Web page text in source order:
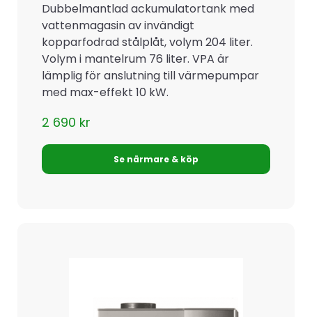
Dubbelmantlad ackumulatortank med
vattenmagasin av invändigt
kopparfodrad stålplåt, volym 204 liter.
Volym i mantelrum 76 liter. VPA är
lämplig för anslutning till värmepumpar
med max-effekt 10 kW.
2 690 kr
Se närmare & köp